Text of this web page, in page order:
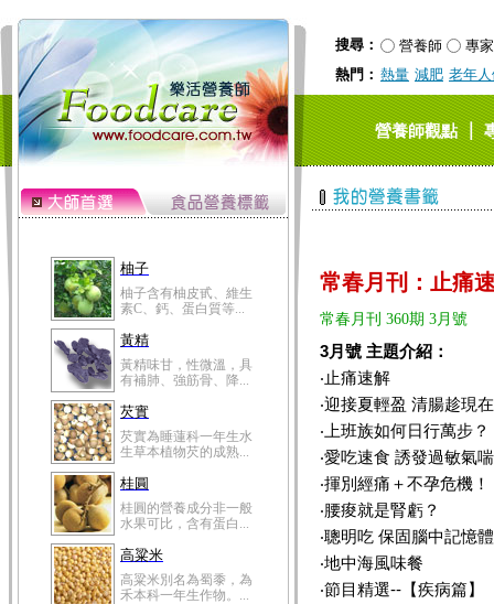
搜尋： 營養師
專家
熱門： 熱量 減肥 老年
營養師觀點｜
有補肺、強筋骨、降...
芡實為睡蓮科一年生水
生草本植物芡的成熟...
桂圓
桂圓的營養成分非一般
高粱米
高粱米別名為蜀黍，為
鯽魚
鯽魚裡所含的營養成分
有蛋白質、脂肪、磷...
鮪魚
鮪魚肚肉中的不飽和脂
肪酸內富含EPA和DH...
韭菜
韭菜所含的膳食纖維能
幫助消化與通便；揮...
冬瓜
冬瓜營養價值高，鈉含
量極低是水腫病人的...
豆豉
豆豉裡頭含有營養的蛋
白質、脂肪、鈣、磷...
常春月刊：止痛
常春月刊 360期 3月號
3月號 主題介紹：
‧止痛速解
‧迎接夏輕盈 清腸趁現在
‧上班族如何日行萬步？
‧愛吃速食 誘發過敏氣喘
‧揮別經痛＋不孕危機！
‧腰痠就是腎虧？
‧聰明吃 保固腦中記憶體
‧地中海風味餐
‧節目精選--【疾病篇】